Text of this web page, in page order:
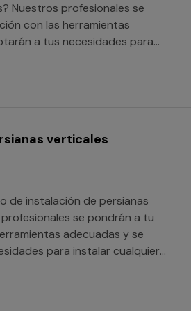
Nuestros profesionales se
con las herramientas
a tus necesidades para
tanto a particulares como a
verticales
de instalación de persianas
se pondrán a tu
adecuadas y se
para instalar cualquier